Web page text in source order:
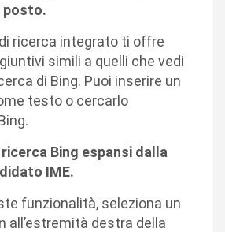
posto.
ricerca integrato ti offre
simili a quelli che vedi
di Bing. Puoi inserire un
testo o cercarlo
Bing espansi dalla
IME.
funzionalità, seleziona un
all’estremità destra della